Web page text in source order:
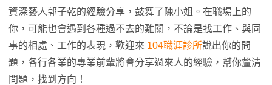
資深藝人郭子乾的經驗分享，鼓舞了陳小姐。在職場上的
你，可能也會遇到各種過不去的難關，不論是找工作、與同
事的相處、工作的表現，歡迎來 104職涯診所說出你的問
題，各行各業的專業前輩將會分享過來人的經驗，幫你釐清
問題，找到方向！